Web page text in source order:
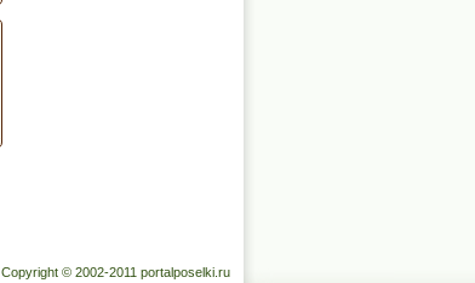
Copyright © 2002-2011 portalposelki.ru